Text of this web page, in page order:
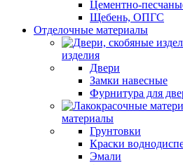
Цементно-
Щебень, ОПГС
Отделочные материалы
изделия
Двери
Замки навесные
Фурнитура для
материалы
Грунтовки
Краски
Эмали